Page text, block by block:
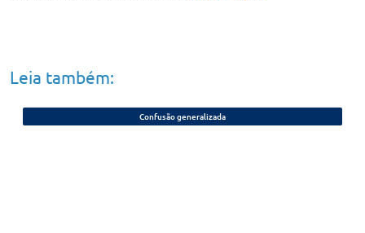
Leia também:
Confusão generalizada